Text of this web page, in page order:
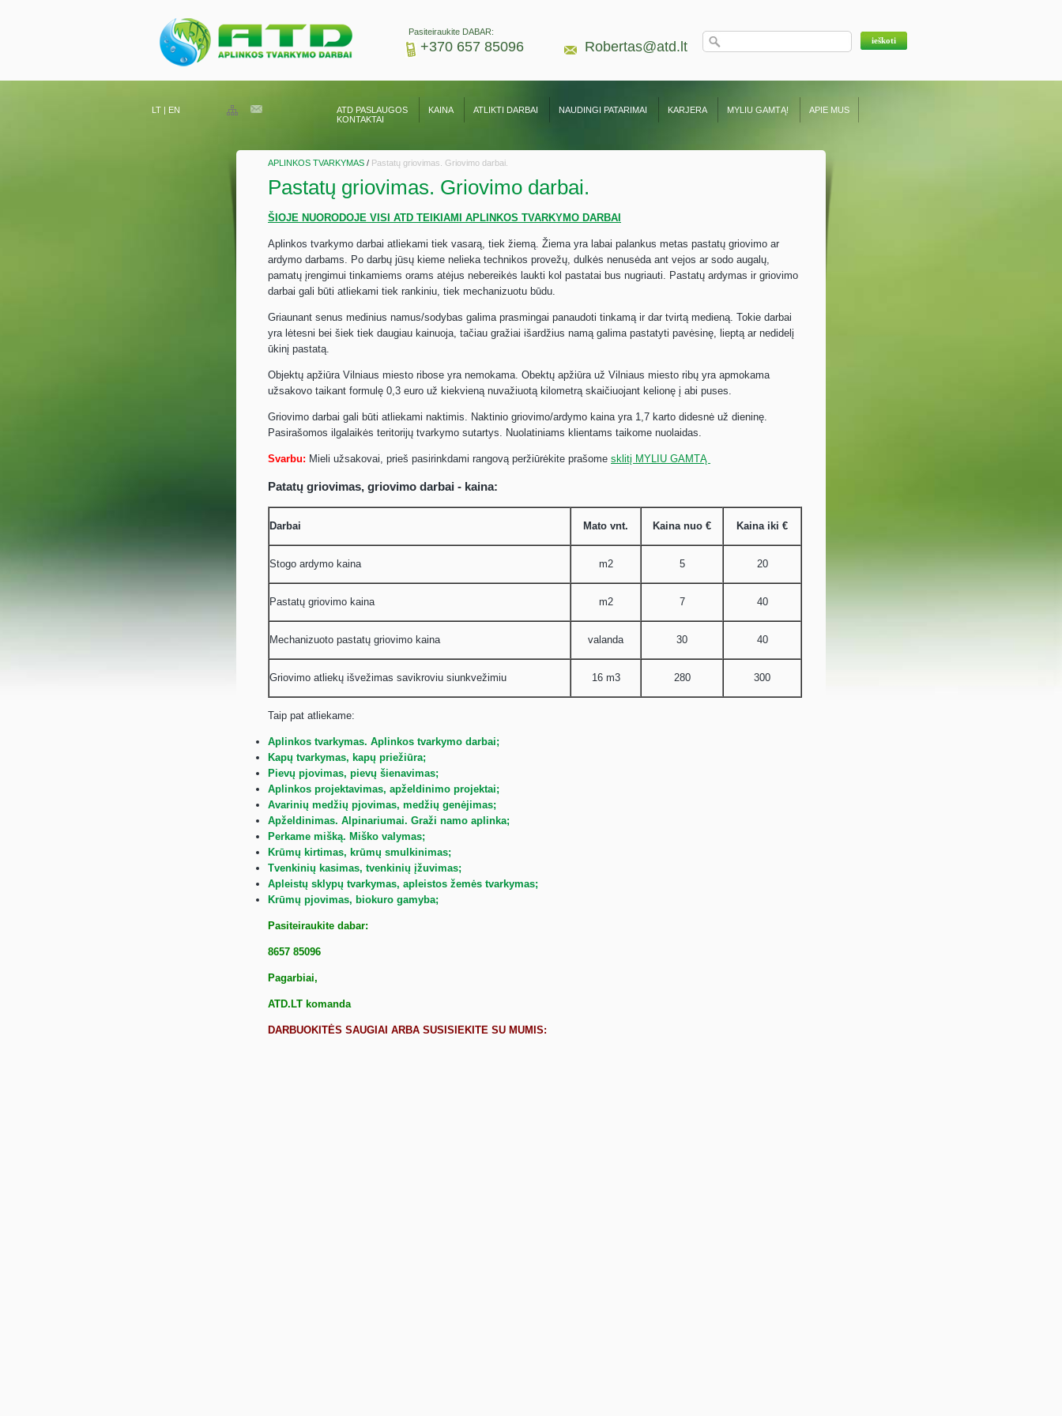
Pasiteiraukite DABAR:
+370 657 85096 Robertas@atd.lt
LT | EN ATD PASLAUGOS KAINA ATLIKTI DARBAI NAUDINGI PATARIMAI KARJERA MYLIU GAMTĄ!
APIE MUS
KONTAKTAI
APLINKOS TVARKYMAS / Pastatų griovimas. Griovimo darbai.
Pastatų griovimas. Griovimo darbai.
ŠIOJE NUORODOJE VISI ATD TEIKIAMI APLINKOS TVARKYMO DARBAI
Aplinkos tvarkymo darbai atliekami tiek vasarą, tiek žiemą. Žiema yra labai palankus metas pastatų griovimo ar
ardymo darbams. Po darbų jūsų kieme nelieka technikos provežų, dulkės nenusėda ant vejos ar sodo augalų,
pamatų įrengimui tinkamiems orams atėjus nebereikės laukti kol pastatai bus nugriauti. Pastatų ardymas ir griovimo
darbai gali būti atliekami tiek rankiniu, tiek mechanizuotu būdu.
Griaunant senus medinius namus/sodybas galima prasmingai panaudoti tinkamą ir dar tvirtą medieną. Tokie darbai
yra lėtesni bei šiek tiek daugiau kainuoja, tačiau gražiai išardžius namą galima pastatyti pavėsinę, lieptą ar nedidelį
ūkinį pastatą.
Objektų apžiūra Vilniaus miesto ribose yra nemokama. Obektų apžiūra už Vilniaus miesto ribų yra apmokama
užsakovo taikant formulę 0,3 euro už kiekvieną nuvažiuotą kilometrą skaičiuojant kelionę į abi puses.
Griovimo darbai gali būti atliekami naktimis. Naktinio griovimo/ardymo kaina yra 1,7 karto didesnė už dieninę.
Pasirašomos ilgalaikės teritorijų tvarkymo sutartys. Nuolatiniams klientams taikome nuolaidas.
Svarbu: Mieli užsakovai, prieš pasirinkdami rangovą peržiūrėkite prašome sklitį MYLIU GAMTĄ
Patatų griovimas, griovimo darbai - kaina:
Darbai Mato vnt. Kaina nuo € Kaina iki €
Stogo ardymo kaina m2 5 20
Pastatų griovimo kaina m2 7 40
Mechanizuoto pastatų griovimo kaina valanda 30 40
Griovimo atliekų išvežimas savikroviu siunkvežimiu 16 m3 280 300
Taip pat atliekame:
Aplinkos tvarkymas. Aplinkos tvarkymo darbai;
Kapų tvarkymas, kapų priežiūra;
Pievų pjovimas, pievų šienavimas;
Aplinkos projektavimas, apželdinimo projektai;
Avarinių medžių pjovimas, medžių genėjimas;
Apželdinimas. Alpinariumai. Graži namo aplinka;
Perkame mišką. Miško valymas;
Krūmų kirtimas, krūmų smulkinimas;
Tvenkinių kasimas, tvenkinių įžuvimas;
Apleistų sklypų tvarkymas, apleistos žemės tvarkymas;
Krūmų pjovimas, biokuro gamyba;
Pasiteiraukite dabar:
8657 85096
Pagarbiai,
ATD.LT komanda
DARBUOKITĖS SAUGIAI ARBA SUSISIEKITE SU MUMIS: